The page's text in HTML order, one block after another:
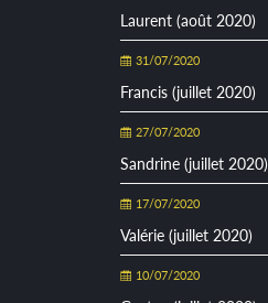
Laurent (août 2020)
31/07/2020
Francis (juillet 2020)
27/07/2020
Sandrine (juillet 2020)
17/07/2020
Valérie (juillet 2020)
10/07/2020